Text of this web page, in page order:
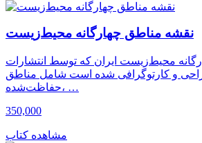
نقشه مناطق چهارگانه محیط‌زیست
محیط‌زیست ایران که توسط انتشارات
و کارتوگرافی شده است شامل مناطق
حفاظت‌شده، …
350,000
مشاهده کتاب